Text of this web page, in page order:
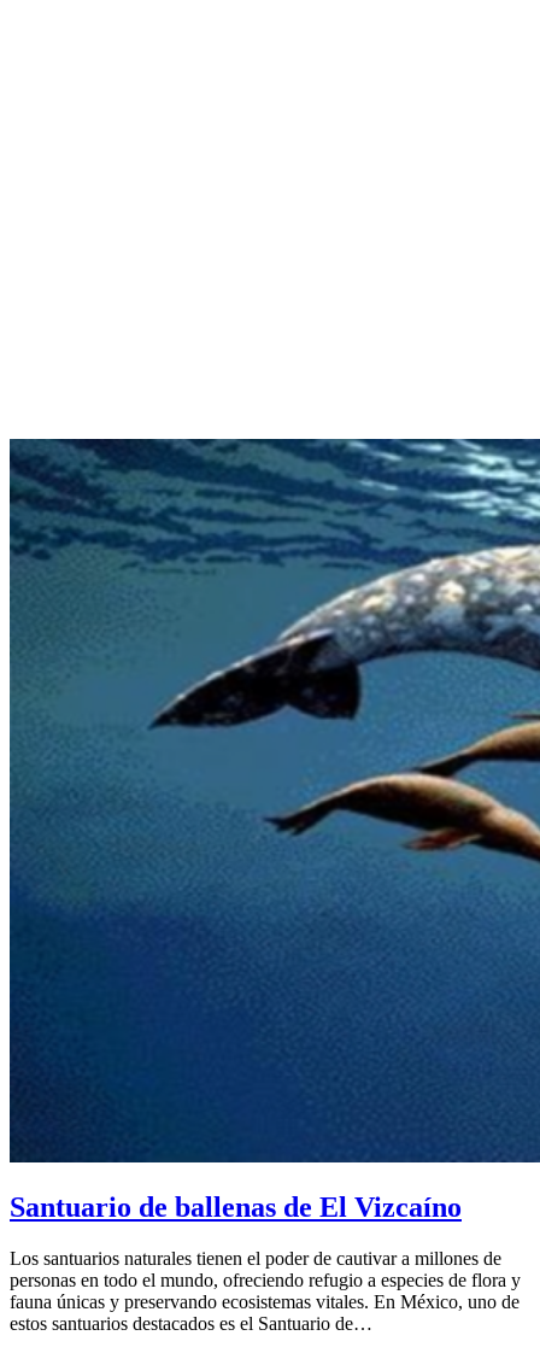
Santuario de ballenas de El Vizcaíno
Los santuarios naturales tienen el poder de cautivar a millones de
personas en todo el mundo, ofreciendo refugio a especies de flora y
fauna únicas y preservando ecosistemas vitales. En México, uno de
estos santuarios destacados es el Santuario de…